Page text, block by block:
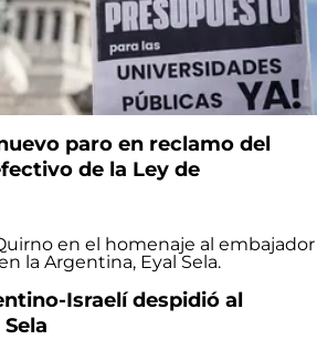
paro en reclamo del
de la Ley de
Israelí despidió al